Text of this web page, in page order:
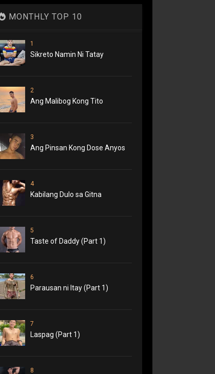
MONTHLY TOP 10
1
Sikreto Namin Ni Tatay
2
Ang Malibog Kong Tito
3
Ang Pinsan Kong Dose Anyos
4
Kabilang Dulo sa Gitna
5
Taste of Daddy (Part 1)
6
Parausan ni Itay (Part 1)
7
Laspag (Part 1)
8